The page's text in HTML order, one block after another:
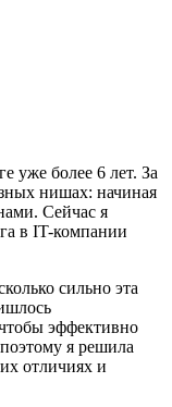
уже более 6 лет. За
нишах: начиная
Сейчас я
в IT-компании
сильно эта
эффективно
я решила
отличиях и